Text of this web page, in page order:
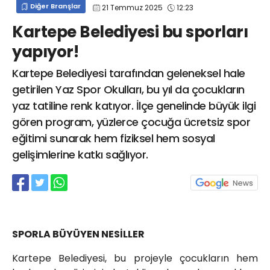
Diğer Branşlar 21 Temmuz 2025 12:23
Kartepe Belediyesi bu sporları
yapıyor!
Kartepe Belediyesi tarafından geleneksel hale
getirilen Yaz Spor Okulları, bu yıl da çocukların
yaz tatiline renk katıyor. İlçe genelinde büyük ilgi
gören program, yüzlerce çocuğa ücretsiz spor
eğitimi sunarak hem fiziksel hem sosyal
gelişimlerine katkı sağlıyor.
SPORLA BÜYÜYEN NESİLLER
Kartepe Belediyesi, bu projeyle çocukların hem
info@spor41.com